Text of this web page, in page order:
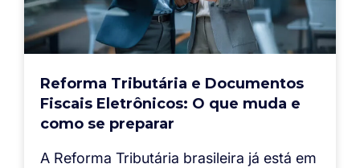
Reforma Tributária e Documentos
Fiscais Eletrônicos: O que muda e
como se preparar
A Reforma Tributária brasileira já está em